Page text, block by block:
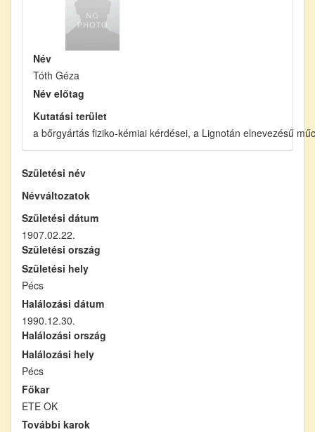
Név
Tóth Géza
Név előtag
Kutatási terület
a bőrgyártás fiziko-kémiai kérdései, a Lignotán elnevezésű
Születési név
Névváltozatok
Születési dátum
1907.02.22.
Születési ország
Születési hely
Pécs
Halálozási dátum
1990.12.30.
Halálozási ország
Halálozási hely
Pécs
Főkar
ETE OK
További karok